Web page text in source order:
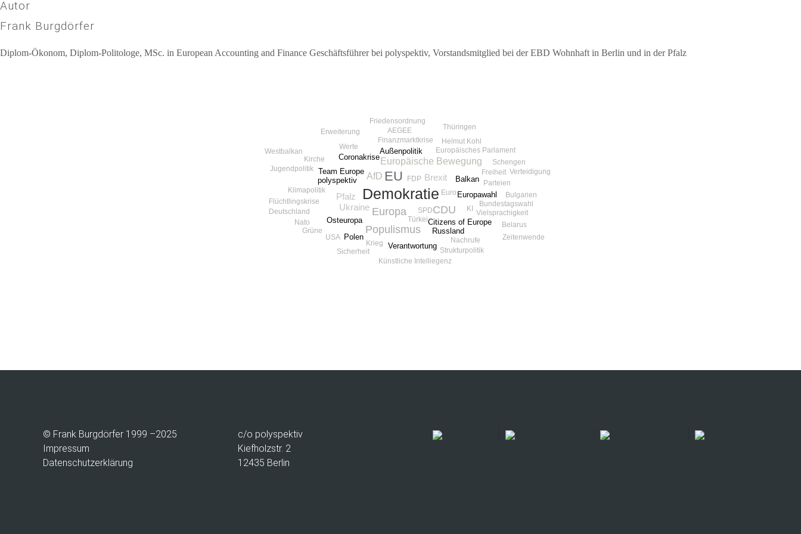
Autor
Frank Burgdörfer
Diplom-Ökonom, Diplom-Politologe, MSc. in European Accounting and Finance Geschäftsführer bei polyspektiv, Vorstandsmitglied bei der EBD Wohnhaft in Berlin und in der Pfalz
Demokratie
EU
Europa
CDU
Populismus
AfD
Europäische Bewegung
Ukraine
Brexit
Pfalz
Osteuropa
polyspektiv
Europawahl
Team Europe
Russland
Balkan
Coronakrise
Außenpolitik
Citizens of Europe
Polen
Verantwortung
FDP
Finanzmarktkrise
Flüchtlingskrise Bundestagswahl
Werte
Euro
Krieg
Parteien
USA
Klimapolitik
Nachrufe
SPD
Deutschland
Europäisches Parlament
Grüne
Helmut Kohl
Jugendpolitik
Kirche
Sicherheit Strukturpolitik
Türkei
Vielsprachigkeit
AEGEE
Belarus
Bulgarien
Erweiterung
Freiheit
Friedensordnung
KI
Künstliche Intelliegenz
Nato
Schengen
Thüringen
Verteidigung
Westbalkan
Zeitenwende
© Frank Burgdörfer 1999 –2025
Impressum
Datenschutzerklärung
c/o polyspektiv
Kiefholzstr. 2
12435 Berlin